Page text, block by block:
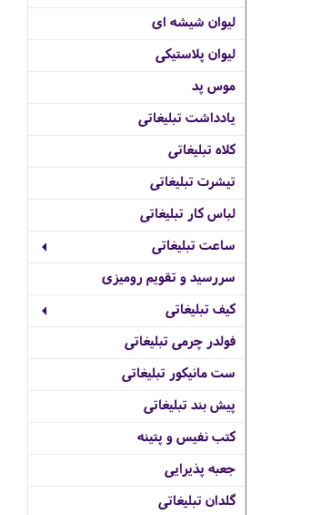
لیوان شیشه ای
لیوان پلاستیکی
موس پد
یادداشت تبلیغاتی
کلاه تبلیغاتی
تیشرت تبلیغاتی
لباس کار تبلیغاتی
ساعت تبلیغاتی
سررسید و تقویم رومیزی
کیف تبلیغاتی
فولدر چرمی تبلیغاتی
ست مانیکور تبلیغاتی
پیش بند تبلیغاتی
کتب نفیس و پتینه
جعبه پذیرایی
گلدان تبلیغاتی